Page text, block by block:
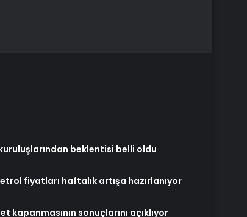
beklentisi belli oldu
fiyatları haftalık artışa hazırlanıyor
kapanmasının sonuçlarını açıklıyor